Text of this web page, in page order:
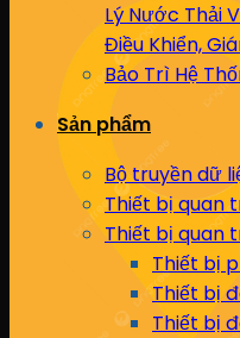
Lý Nước Thải
Điều Khiển,
Bảo Trì Hệ
Sản phẩm
Bộ truyền dữ
Thiết bị quan
Thiết bị quan
Thiết bị
Thiết bị
Thiết bị